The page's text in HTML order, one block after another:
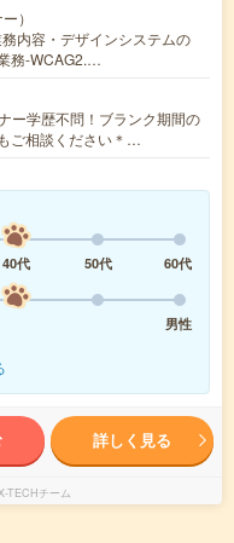
）
内容・デザインシステムの
務-WCAG2.…
ー学歴不問！ブランク期間の
ご相談ください＊…
40代 50代
60代
男性
詳しく見る
TECHチーム